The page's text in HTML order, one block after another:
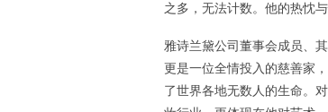
之多，无法计数。他的热忱
雅诗兰黛公司董事会成员、
更是一位全情投入的慈善家
了世界各地无数人的生命。